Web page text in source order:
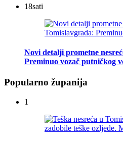
18sati
Novi detalji prometne
Preminuo vozač putničkog
Popularno županija
1